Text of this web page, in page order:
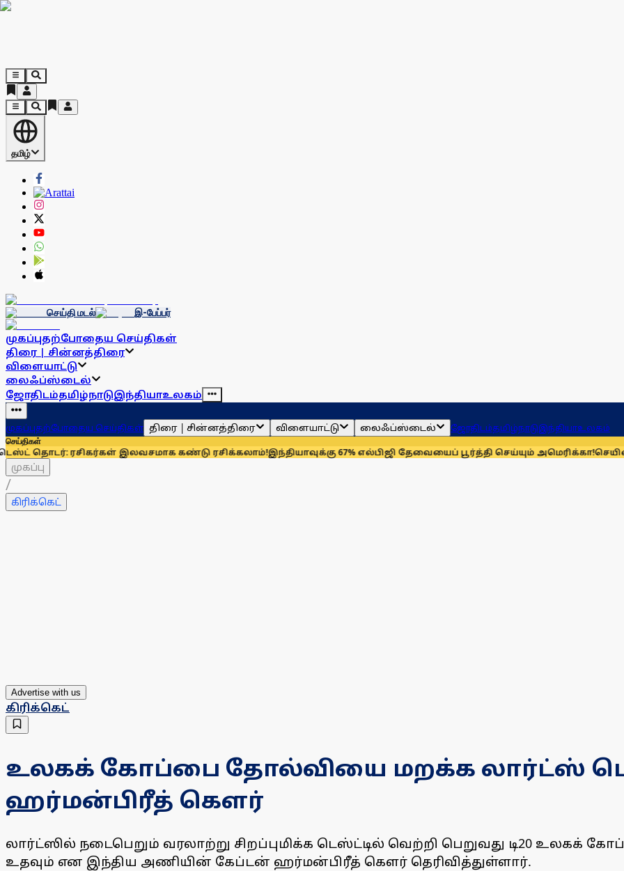
தமிழ்
செய்தி மடல் இ-பேப்பர்
முகப்புதற்போதைய செய்திகள்
திரை | சின்னத்திரை
விளையாட்டு
லைஃப்ஸ்டைல்
ஜோதிடம்தமிழ்நாடுஇந்தியாஉலகம்
முகப்புதற்போதைய செய்திகள் திரை | சின்னத்திரை விளையாட்டு லைஃப்ஸ்டைல் ஜோதிடம்தமிழ்நாடுஇந்தியாஉலகம்
செய்திகள்
இலவசமாக கண்டு ரசிக்கலாம்!இந்தியாவுக்கு 67% எல்பிஜி தேவையைப் பூர்த்தி செய்யும் அமெரிக்கா!செயின்ட் லூயிஸ்
முகப்பு
/
கிரிக்கெட்
Advertise with us
கிரிக்கெட்
உலகக் கோப்பை தோல்வியை மறக்க லார்ட்ஸ்
ஹர்மன்பிரீத் கௌர்
லார்ட்ஸில் நடைபெறும் வரலாற்று சிறப்புமிக்க டெஸ்ட்டில் வெற்றி பெறுவது டி20 உலகக்
உதவும் என இந்திய அணியின் கேப்டன் ஹர்மன்பிரீத் கௌர் தெரிவித்துள்ளார்.